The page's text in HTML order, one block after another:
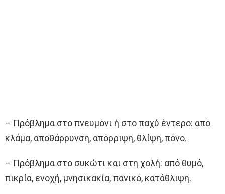
– Πρόβλημα στο πνευμόνι ή στο παχύ έντερο: από
κλάμα, αποθάρρυνση, απόρριψη, θλίψη, πόνο.
– Πρόβλημα στο συκώτι και στη χολή: από θυμό,
πικρία, ενοχή, μνησικακία, πανικό, κατάθλιψη.